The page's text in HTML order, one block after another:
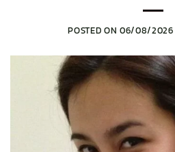
POSTED ON 06/08/2026